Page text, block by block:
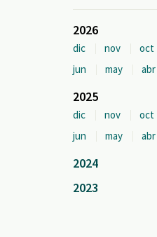
2026
dic nov oct
jun
may abr
2025
dic nov oct
jun
may abr
2024
2023